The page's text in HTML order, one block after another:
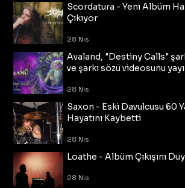
Scordatura - Yeni Albüm
Çıkıyor
28 Nis
Avaland, "Destiny Calls"
ve şarkı sözü videosunu
28 Nis
Saxon - Eski Davulcusu 60
Hayatını Kaybetti
28 Nis
Loathe - Albüm Çıkışını
28 Nis